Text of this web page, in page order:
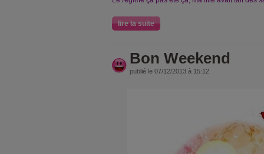
lire la suite
Bon Weekend
publié le 07/12/2013 à 15:12